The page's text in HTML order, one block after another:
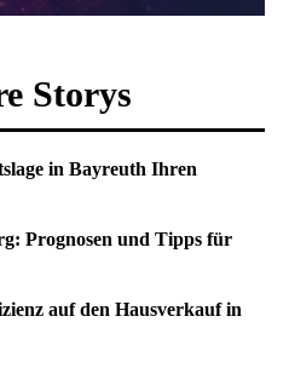
Storys
in Bayreuth Ihren
Prognosen und Tipps für
auf den Hausverkauf in